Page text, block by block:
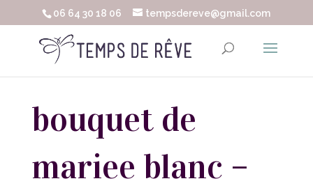
06 64 30 18 06 tempsdereve@gmail.com
bouquet de
mariee blanc –